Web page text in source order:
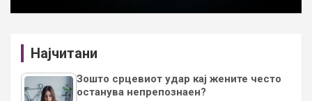
Најчитани
Зошто срцевиот удар кај жените често
останува непрепознаен?